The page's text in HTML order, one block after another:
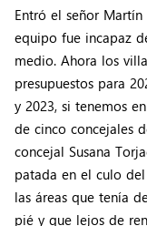
Entró el señor
equipo fue incapaz
medio. Ahora los
presupuestos para
y 2023, si tenemos
de cinco concejales
concejal Susana
patada en el culo
las áreas que tenía
pié y que lejos de